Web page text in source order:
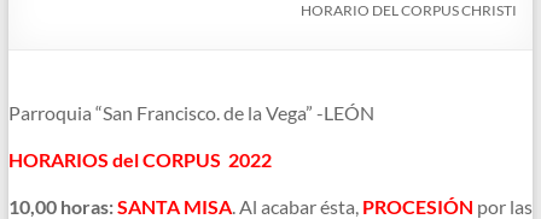
HORARIO DEL CORPUS CHRISTI
Parroquia “San Francisco. de la Vega” -LEÓN
HORARIOS del CORPUS 2022
10,00 horas:SANTA MISA. Al acabar ésta, PROCESIÓN por las